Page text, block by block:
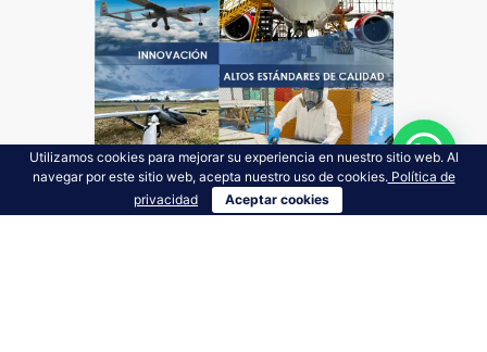
Utilizamos cookies para mejorar su experiencia en nuestro sitio web. Al
navegar por este sitio web, acepta nuestro uso de cookies.Política de
privacidad
Aceptar cookies